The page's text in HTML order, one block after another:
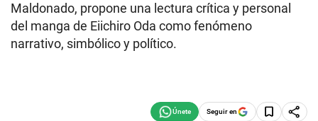
Maldonado, propone una lectura crítica y personal
del manga de Eiichiro Oda como fenómeno
narrativo, simbólico y político.
Seguir en